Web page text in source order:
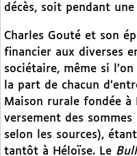
décès, soit pendant une
Charles Gouté et son
financier aux diverses
sociétaire, même si
la part de chacun
Maison rurale fondée à
versement des
selon les sources),
tantôt à Héloïse. Le